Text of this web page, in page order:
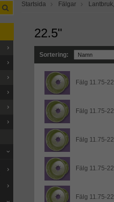
Startsida Fälgar
22.5"
Sortering:
Fälg 11.75-
Fälg 11.75-
Fälg 11.75-
Fälg 11.75-
Fälg 11.75-